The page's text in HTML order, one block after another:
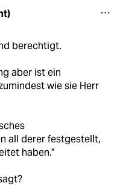
berechtigt.
aber ist ein
wie sie Herr
all derer festgestellt,
haben."